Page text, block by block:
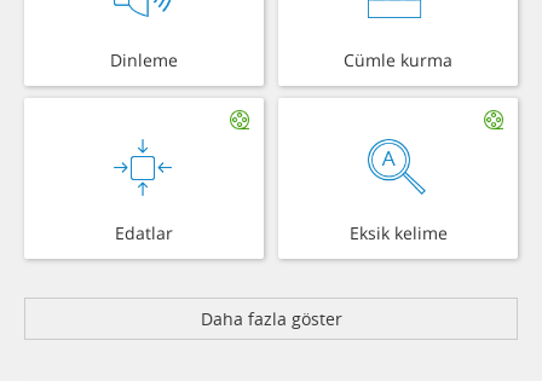
Dinleme Cümle kurma
Edatlar Eksik kelime
Daha fazla göster